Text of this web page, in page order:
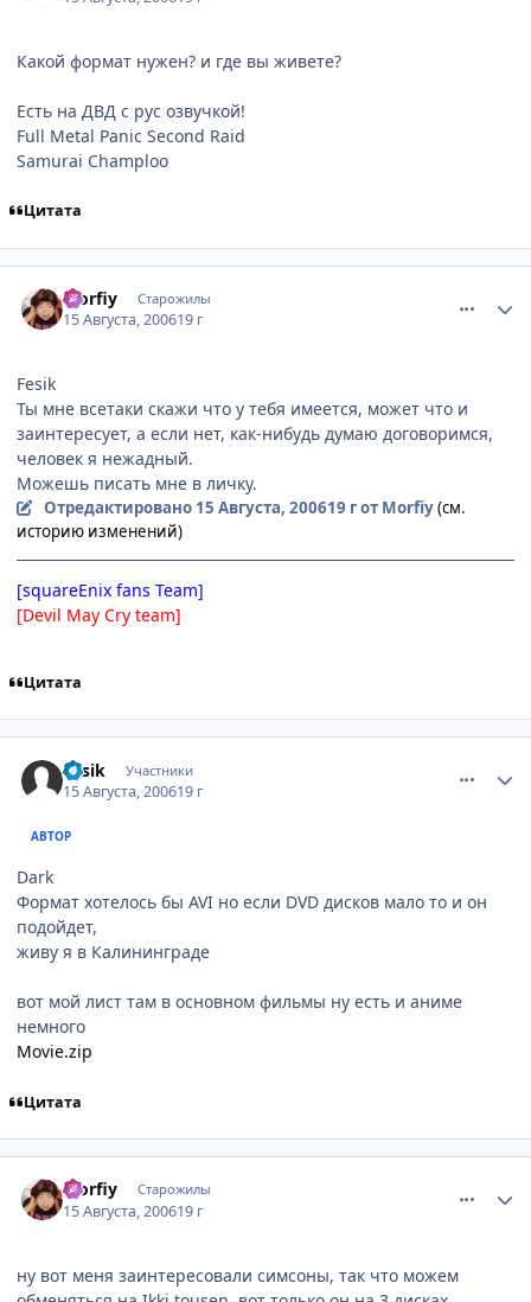
Какой формат нужен? и где вы живете?
Есть на ДВД с рус озвучкой!
Full Metal Panic Second Raid
Samurai Champloo
Цитата
Morfiy Старожилы
15 Августа, 200619 г
Fesik
Ты мне всетаки скажи что у тебя имеется, может что и
заинтересует, а если нет, как-нибудь думаю договоримся,
человек я нежадный.
Можешь писать мне в личку.
Отредактировано 15 Августа, 200619 гот Morfiy(см.
историю изменений)
[squareEnix fans Team]
[Devil May Cry team]
Цитата
Fesik Участники
15 Августа, 200619 г
АВТОР
Dark
Формат хотелось бы AVI но если DVD дисков мало то и он
подойдет,
живу я в Калининграде
вот мой лист там в основном фильмы ну есть и аниме
немного
Movie.zip
Цитата
Morfiy Старожилы
15 Августа, 200619 г
ну вот меня заинтересовали симсоны, так что можем